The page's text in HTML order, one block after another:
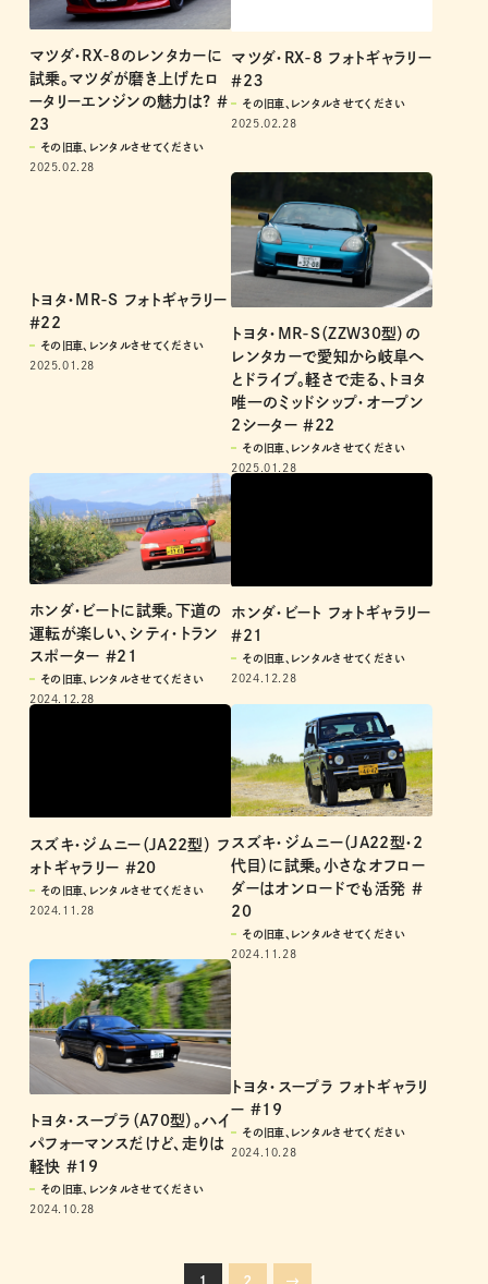
マツダ・RX-8のレンタカーに
試乗。マツダが磨き上げたロ
ータリーエンジンの魅力は? ＃
23
その旧車、レンタルさせてください
2025.02.28
マツダ・RX-8 フォトギャラリー
＃2３
その旧車、レンタルさせてください
2025.02.28
トヨタ・MR-S フォトギャラリー
＃22
その旧車、レンタルさせてください
2025.01.28
トヨタ・MR-S（ZZW30型）の
レンタカーで愛知から岐阜へ
とドライブ。軽さで走る、トヨタ
唯一のミッドシップ・オープン
2シーター ＃22
その旧車、レンタルさせてください
2025.01.28
ホンダ・ビートに試乗。下道の
運転が楽しい、シティ・トラン
スポーター ＃21
その旧車、レンタルさせてください
2024.12.28
ホンダ・ビート フォトギャラリー
＃21
その旧車、レンタルさせてください
2024.12.28
スズキ・ジムニー（JA22型） フ
ォトギャラリー ＃20
その旧車、レンタルさせてください
2024.11.28
スズキ・ジムニー（JA22型・2
代目）に試乗。小さなオフロー
ダーはオンロードでも活発 ＃
20
その旧車、レンタルさせてください
2024.11.28
トヨタ・スープラ（A70型）。ハイ
パフォーマンスだけど、走りは
軽快 ＃19
その旧車、レンタルさせてください
2024.10.28
トヨタ・スープラ フォトギャラリ
ー #19
その旧車、レンタルさせてください
2024.10.28